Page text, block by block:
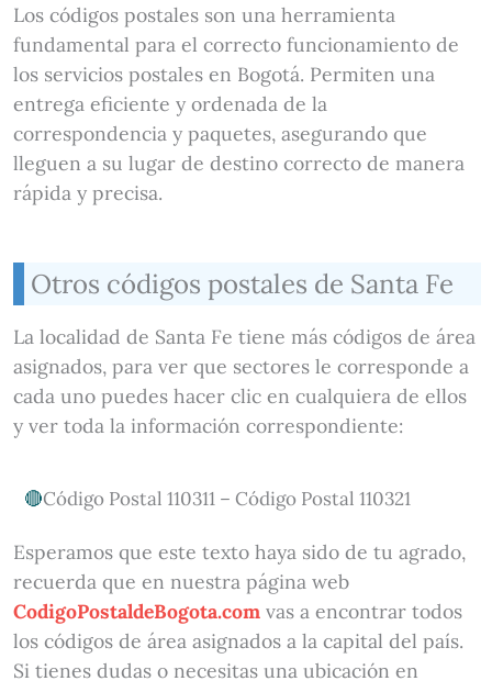
Los códigos postales son una herramienta
fundamental para el correcto funcionamiento de
los servicios postales en Bogotá. Permiten una
entrega eficiente y ordenada de la
correspondencia y paquetes, asegurando que
lleguen a su lugar de destino correcto de manera
rápida y precisa.
Otros códigos postales de Santa Fe
La localidad de Santa Fe tiene más códigos de área
asignados, para ver que sectores le corresponde a
cada uno puedes hacer clic en cualquiera de ellos
y ver toda la información correspondiente:
Código Postal 110311 – Código Postal 110321
Esperamos que este texto haya sido de tu agrado,
recuerda que en nuestra página web
CodigoPostaldeBogota.comvas a encontrar todos
los códigos de área asignados a la capital del país.
Si tienes dudas o necesitas una ubicación en